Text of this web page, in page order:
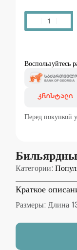
Воспользуйтесь
Перед покупкой
Категории:
Краткое
Размеры: Длина